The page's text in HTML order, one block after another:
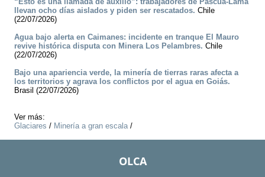
llevan ocho días aislados y piden ser rescatados. Chile
(22/07/2026)
Agua bajo alerta en Caimanes: incidente en tranque El Mauro
revive histórica disputa con Minera Los Pelambres. Chile
(22/07/2026)
Bajo una apariencia verde, la minería de tierras raras afecta a
los territorios y agrava los conflictos por el agua en Goiás.
Brasil (22/07/2026)
Ver más:
Glaciares / Minería a gran escala/
OLCA